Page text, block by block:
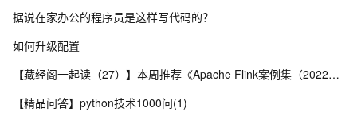
据说在家办公的程序员是这样写代码的？
如何升级配置
【藏经阁一起读（27）】本周推荐《Apache Flink案例集（2022版）》，你有哪些心得？
【精品问答】python技术1000问(1)